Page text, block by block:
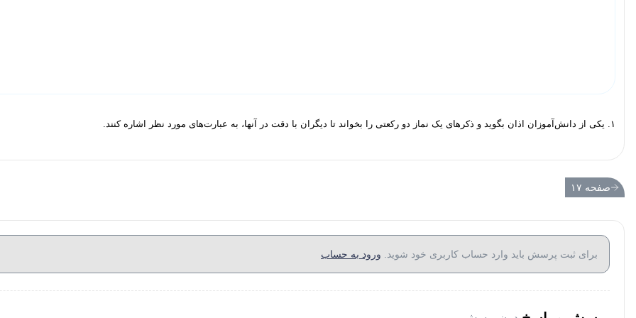
۱. یکی از دانش‌آموزان اذان بگوید و ذکرهای یک نماز دو رکعتی را بخواند تا دیگران با دقت در آنها، به عبارت‌های مورد نظر اشاره کنند.
صفحه ۱۷
برای ثبت پرسش باید وارد حساب کاربری خود شوید. ورود به حساب